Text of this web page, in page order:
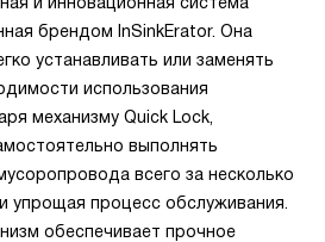
брендом InSinkErator. Она
устанавливать или заменять
использования
механизму Quick Lock,
выполнять
всего за несколько
упрощая процесс обслуживания.
обеспечивает прочное